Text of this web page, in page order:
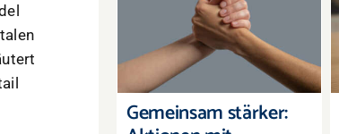
Gemeinsam stärker:
Aktionen mit
Nachbarhändlern
organisieren
Gemeinsam stärker: